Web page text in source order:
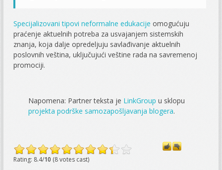
Specijalizovani tipovi neformalne edukacije omogućuju
praćenje aktuelnih potreba za usvajanjem sistemskih
znanja, koja dalje opredeljuju savlađivanje aktuelnih
poslovnih veština, uključujući veštine rada na savremenoj
promociji.
Napomena: Partner teksta je LinkGroup u sklopu
projekta podrške samozapošljavanja blogera.
Rating: 8.4/10 (8 votes cast)